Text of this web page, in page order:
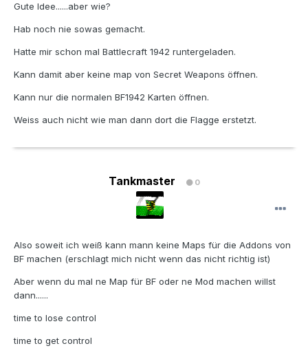
Gute Idee......aber wie?
Hab noch nie sowas gemacht.
Hatte mir schon mal Battlecraft 1942 runtergeladen.
Kann damit aber keine map von Secret Weapons öffnen.
Kann nur die normalen BF1942 Karten öffnen.
Weiss auch nicht wie man dann dort die Flagge erstetzt.
Tankmaster 0
Also soweit ich weiß kann mann keine Maps für die Addons von
BF machen (erschlagt mich nicht wenn das nicht richtig ist)
Aber wenn du mal ne Map für BF oder ne Mod machen willst
dann......
time to lose control
time to get control